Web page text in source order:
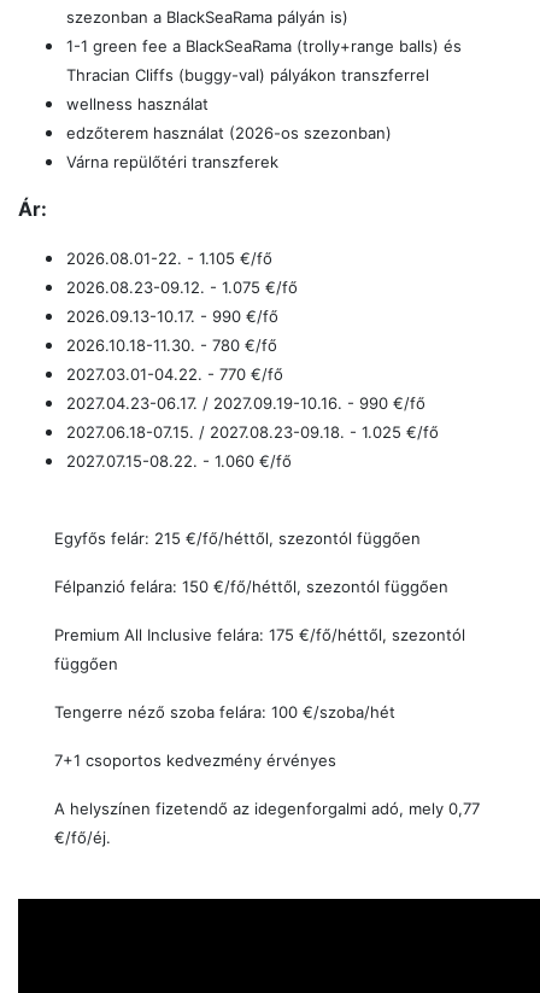
szezonban a BlackSeaRama pályán is)
1-1 green fee a BlackSeaRama (trolly+range balls) és
Thracian Cliffs (buggy-val) pályákon transzferrel
wellness használat
edzőterem használat (2026-os szezonban)
Várna repülőtéri transzferek
Ár:
2026.08.01-22. - 1.105 €/fő
2026.08.23-09.12. - 1.075 €/fő
2026.09.13-10.17. - 990 €/fő
2026.10.18-11.30. - 780 €/fő
2027.03.01-04.22. - 770 €/fő
2027.04.23-06.17. / 2027.09.19-10.16. - 990 €/fő
2027.06.18-07.15. / 2027.08.23-09.18. - 1.025 €/fő
2027.07.15-08.22. - 1.060 €/fő
Egyfős felár: 215 €/fő/héttől, szezontól függően
Félpanzió felára: 150 €/fő/héttől, szezontól függően
Premium All Inclusive felára: 175 €/fő/héttől, szezontól
függően
Tengerre néző szoba felára: 100 €/szoba/hét
7+1 csoportos kedvezmény érvényes
A helyszínen fizetendő az idegenforgalmi adó, mely 0,77
€/fő/éj.